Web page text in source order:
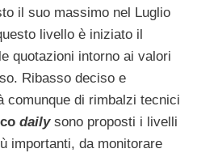
il suo massimo nel Luglio
livello è iniziato il
quotazioni intorno ai valori
Ribasso deciso e
comunque di rimbalzi tecnici
daily sono proposti i livelli
importanti, da monitorare